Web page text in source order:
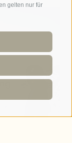
gelten nur für